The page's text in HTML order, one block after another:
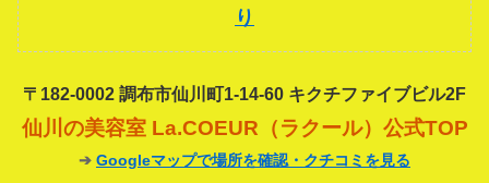
り
〒182-0002 調布市仙川町1-14-60 キクチファイブビル2F
仙川の美容室 La.COEUR（ラクール）公式TOP
➔ Googleマップで場所を確認・クチコミを見る